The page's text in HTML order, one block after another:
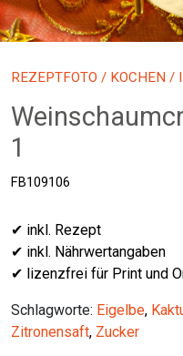
REZEPTFOTO / KOCHEN /
1
FB109106
✔ inkl. Rezept
✔ inkl. Nährwertangaben
✔ lizenzfrei für Print und
Schlagworte: Eigelbe,
Zitronensaft, Zucker